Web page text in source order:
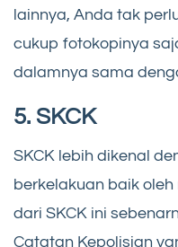
lainnya, Anda tak
cukup fotokopinya
dalamnya sama
5. SKCK
SKCK lebih dikenal
berkelakuan baik
dari SKCK ini
Catatan Kepolisian